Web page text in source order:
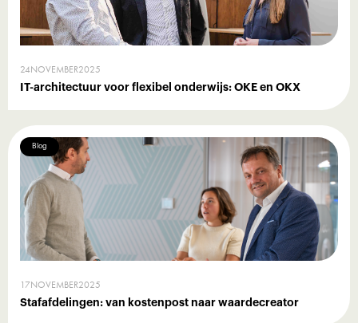
24NOVEMBER2025
IT-architectuur voor flexibel onderwijs: OKE en OKX
Blog
17NOVEMBER2025
Stafafdelingen: van kostenpost naar waardecreator